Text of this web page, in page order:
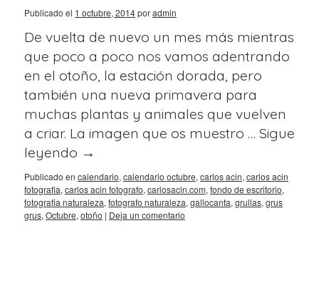
Publicado el 1 octubre, 2014poradmin
De vuelta de nuevo un mes más mientras
que poco a poco nos vamos adentrando
en el otoño, la estación dorada, pero
también una nueva primavera para
muchas plantas y animales que vuelven
a criar. La imagen que os muestro … Sigue
leyendo →
Publicado en calendario, calendario octubre, carlos acin, carlos acin
fotografia, carlos acin fotografo, carlosacin.com, fondo de escritorio,
fotografia naturaleza, fotografo naturaleza, gallocanta, grullas, grus
grus, Octubre, otoño | Deja un comentario